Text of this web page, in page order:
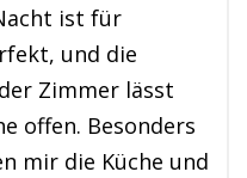
ist für
und die
Zimmer lässt
offen. Besonders
mir die Küche und